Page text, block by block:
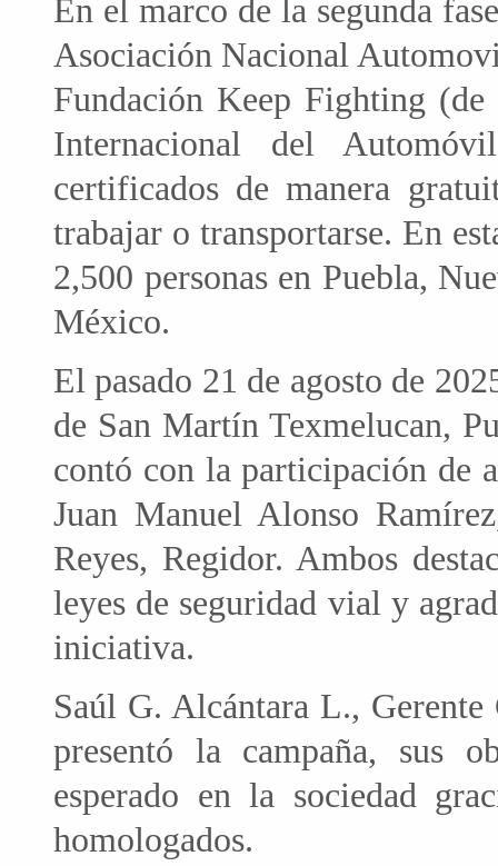
En el marco de la segunda
Asociación Nacional
Fundación Keep Fighting
Internacional del
certificados de manera
trabajar o transportarse. En
2,500 personas en Puebla,
México.
El pasado 21 de agosto de
de San Martín Texmelucan,
contó con la participación de
Juan Manuel Alonso
Reyes, Regidor. Ambos
leyes de seguridad vial y
iniciativa.
Saúl G. Alcántara L.,
presentó la campaña, sus
esperado en la sociedad
homologados.